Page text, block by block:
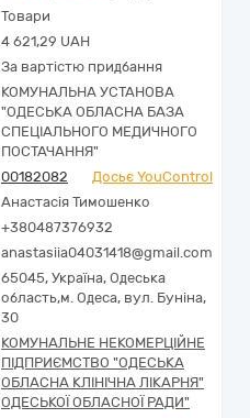
Товари
4 621,29 UAH
За вартістю придбання
КОМУНАЛЬНА УСТАНОВА
"ОДЕСЬКА ОБЛАСНА БАЗА
СПЕЦІАЛЬНОГО МЕДИЧНОГО
ПОСТАЧАННЯ"
00182082
Досьє YouControl
Анастасія Тимошенко
+380487376932
anastasiia04031418@gmail.com
65045, Україна, Одеська
область,м. Одеса, вул. Буніна,
30
КОМУНАЛЬНЕ НЕКОМЕРЦІЙНЕ
ПІДПРИЄМСТВО "ОДЕСЬКА
ОБЛАСНА КЛІНІЧНА ЛІКАРНЯ"
ОДЕСЬКОЇ ОБЛАСНОЇ РАДИ"